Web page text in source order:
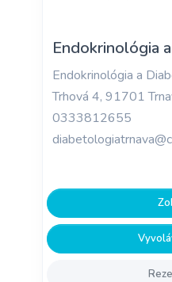
Endokrinológia
Endokrinológia a
Trhová 4, 91701
0333812655